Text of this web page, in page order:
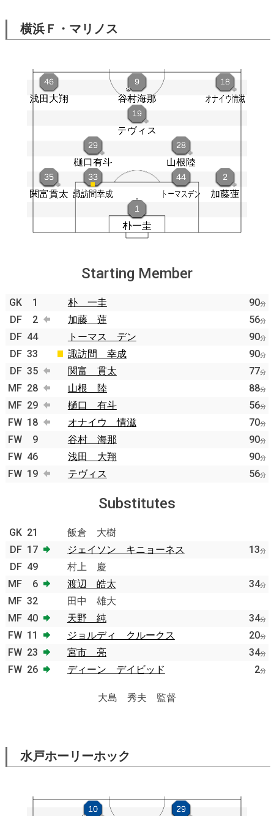
横浜Ｆ・マリノス
Starting Member
GK 1 朴 一圭 90分
DF 2 加藤 蓮 56分
DF 44 トーマス デン 90分
DF 33 諏訪間 幸成 90分
DF 35 関富 貫太 77分
MF 28 山根 陸 88分
MF 29 樋口 有斗 56分
FW 18 オナイウ 情滋 70分
FW 9 谷村 海那 90分
FW 46 浅田 大翔 90分
FW 19 テヴィス 56分
Substitutes
GK 21
飯倉 大樹
DF 17 ジェイソン キニョーネス 13分
DF 49
村上 慶
MF
6 渡辺 皓太 34分
MF 32
田中 雄大
MF 40 天野 純 34分
FW 11 ジョルディ クルークス 20分
FW 23 宮市 亮 34分
FW 26 ディーン デイビッド 2分
大島 秀夫 監督
水戸ホーリーホック